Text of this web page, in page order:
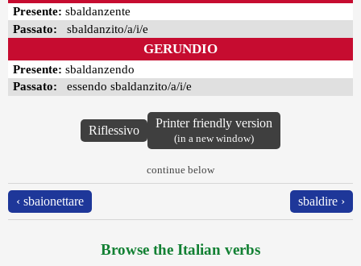
Presente: sbaldanzente
Passato: sbaldanzito/a/i/e
GERUNDIO
Presente: sbaldanzendo
Passato: essendo sbaldanzito/a/i/e
Riflessivo
Printer friendly version
(in a new window)
continue below
‹ sbaionettare sbaldire ›
Browse the Italian verbs